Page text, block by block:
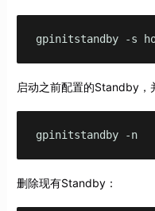
gpinitstandby -s
启动之前配置的Standby，
gpinitstandby -n
删除现有Standby：